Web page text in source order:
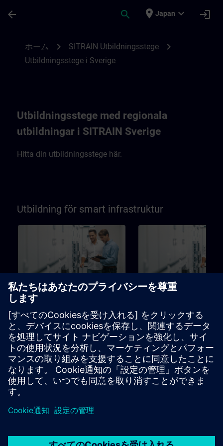
arrow_back search place Japan expand_more login
ホーム chevron_right SITRAIN Utbildningsstege chevron_right
Utbildningsstege i Sverige
Utbildningsstege med regionala
utbildningar i SITRAIN Sverige
Hitta din utbildningsstege här.
Utbildning för smart infrastruktur
Utbildning för Brandtekniker
Utbildningsstege för
programmerare,
driftsättningsingenjörer,
ingenjörspersonal
ラーニングパス
Utbildning för Komfort
tekniker
Utbildningsstege för
programmerare,
driftsättningsingenjörer,
inom ingenjörssektorn
ラーニングパス